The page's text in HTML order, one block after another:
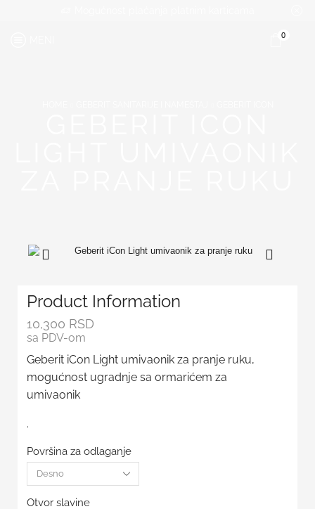
0
Product Information
10,300 RSD
sa PDV-om
Geberit iCon Light umivaonik za pranje ruku,
mogućnost ugradnje sa ormarićem za
umivaonik
.
Površina za odlaganje
Otvor slavine